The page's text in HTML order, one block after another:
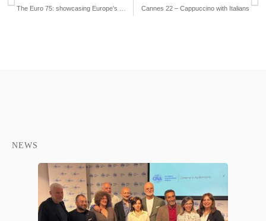
Cannes 22 – Cappuccino with Italians
NEWS